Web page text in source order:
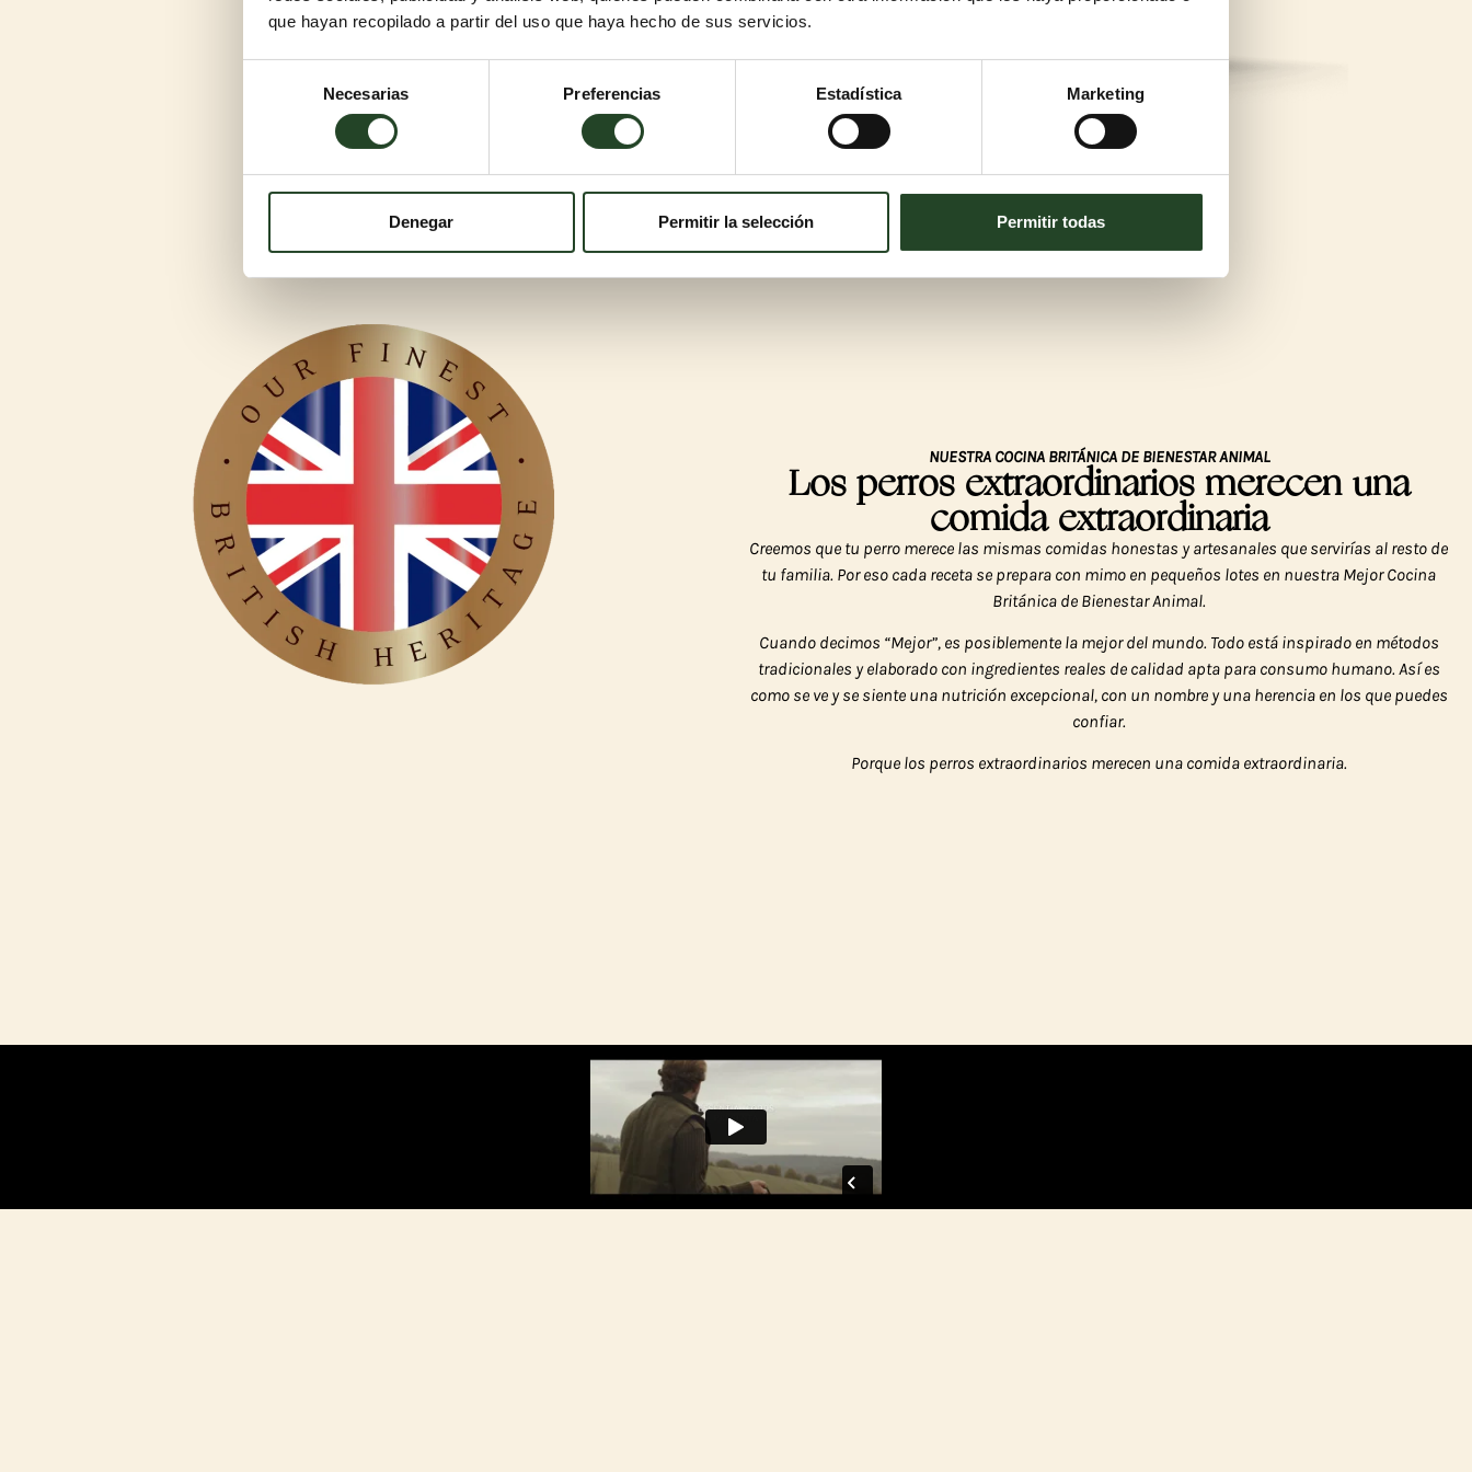
que hayan recopilado a partir del uso que haya hecho de sus servicios.
consentimiento
Necesarias Preferencias Estadística Marketing
Denegar Permitir la selección Permitir todas
NUESTRA COCINA BRITÁNICA DE BIENESTAR ANIMAL
Los perros extraordinarios merecen una
comida extraordinaria
Creemos que tu perro merece las mismas comidas honestas y artesanales que servirías al resto de
tu familia. Por eso cada receta se prepara con mimo en pequeños lotes en nuestra Mejor Cocina
Británica de Bienestar Animal.
Cuando decimos “Mejor”, es posiblemente la mejor del mundo. Todo está inspirado en métodos
tradicionales y elaborado con ingredientes reales de calidad apta para consumo humano. Así es
como se ve y se siente una nutrición excepcional, con un nombre y una herencia en los que puedes
confiar.
Porque los perros extraordinarios merecen una comida extraordinaria.